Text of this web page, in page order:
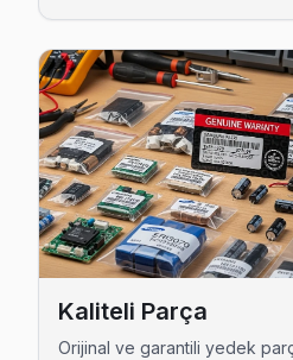
Yıldıztabya Avox Servis
Yıldıztabya mahallesi Avox
Avox Servis Merkezi →
Gaziosmanpaşa Avox
Gaziosmanpaşa bölgesine
Kaliteli Parça
Orijinal ve garantili yedek